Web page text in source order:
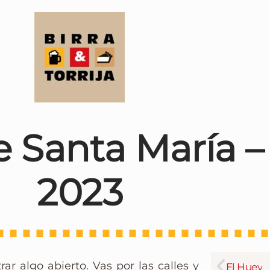
Santa María
2023
algo abierto. Vas por las calles y
El Huey